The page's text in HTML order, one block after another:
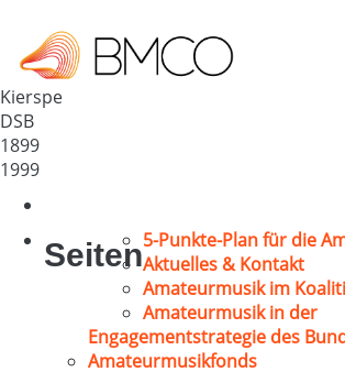
Deutschland
58566
Kierspe
DSB
1899
1999
Seiten5-Punkte-Plan für die
Aktuelles & Kontakt
Amateurmusik im
Amateurmusik in der
Engagementstrategie des
Amateurmusikfonds